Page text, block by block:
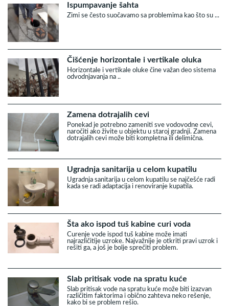
Ispumpavanje šahta
Zimi se često suočavamo sa problemima kao što su ...
Čišćenje horizontale i vertikale oluka
Horizontale i vertikale oluke čine važan deo sistema
odvodnjavanja na ..
Zamena dotrajalih cevi
Ponekad je potrebno zameniti sve vodovodne cevi,
naročiti ako živite u objektu u staroj gradnji. Zamena
dotrajalih cevi može biti kompletna ili delimična.
Ugradnja sanitarija u celom kupatilu
Ugradnja sanitarija u celom kupatilu se najčešće radi
kada se radi adaptacija i renoviranje kupatila.
Šta ako ispod tuš kabine curi voda
Curenje vode ispod tuš kabine može imati
najrazličitije uzroke. Najvažnije je otkriti pravi uzrok i
rešiti ga, a još je bolje sprečiti problem.
Slab pritisak vode na spratu kuće
Slab pritisak vode na spratu kuće može biti izazvan
različitim faktorima i obično zahteva neko rešenje,
kako bi se problem rešio.